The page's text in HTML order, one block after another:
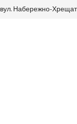
вул. Набережно-